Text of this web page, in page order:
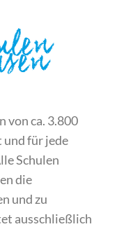
von ca. 3.800
und für jede
Schulen
die
und zu
ausschließlich